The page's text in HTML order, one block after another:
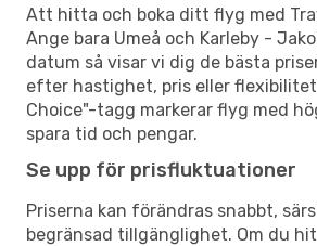
Att hitta och boka ditt flyg med
Ange bara Umeå och Karleby -
datum så visar vi dig de bästa
efter hastighet, pris eller
Choice"-tagg markerar flyg med
spara tid och pengar.
Se upp för prisfluktuationer
Priserna kan förändras snabbt,
begränsad tillgänglighet. Om du